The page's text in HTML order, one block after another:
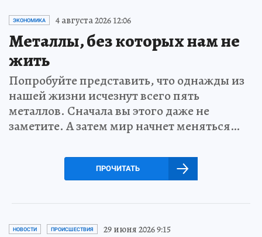
ЭКОНОМИКА 4 августа 2026 12:06
Металлы, без которых нам не
жить
Попробуйте представить, что однажды из
нашей жизни исчезнут всего пять
металлов. Сначала вы этого даже не
заметите. А затем мир начнет меняться…
ПРОЧИТАТЬ
НОВОСТИ ПРОИСШЕСТВИЯ 29 июня 2026 9:15